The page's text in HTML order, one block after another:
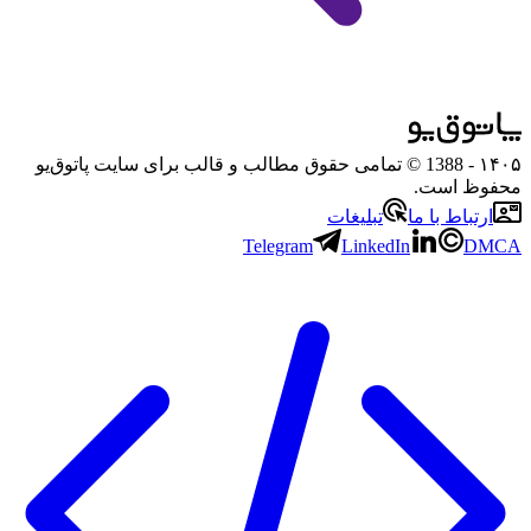
۱۴۰۵
- 1388 © تمامی حقوق مطالب و قالب برای سایت پاتوق‌یو
محفوظ است.
ارتباط با ما
تبلیغات
Telegram
LinkedIn DMCA